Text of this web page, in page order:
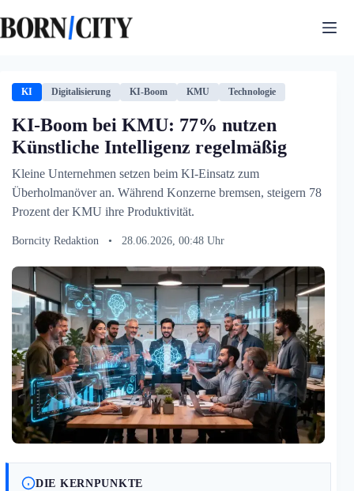
Inhalt
springen
KI Digitalisierung KI-Boom KMU Technologie
KI-Boom bei KMU: 77% nutzen
Künstliche Intelligenz regelmäßig
Kleine Unternehmen setzen beim KI-Einsatz zum
Überholmanöver an. Während Konzerne bremsen, steigern 78
Prozent der KMU ihre Produktivität.
Borncity Redaktion • 28.06.2026, 00:48 Uhr
DIE KERNPUNKTE